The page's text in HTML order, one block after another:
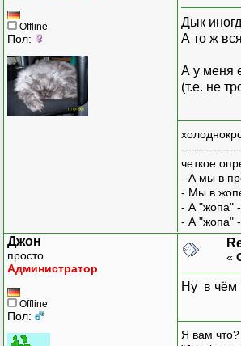
Offline
Пол:
Дык
А то ж
А у меня
(т.е. не
четкое
- А мы в
- Мы в
- А "жопа"
- А "жопа" -
Джон
просто
Администратор
Offline
Пол:
«
Ну в чём
Я вам